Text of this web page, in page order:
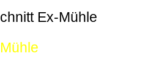
Ex-Mühle